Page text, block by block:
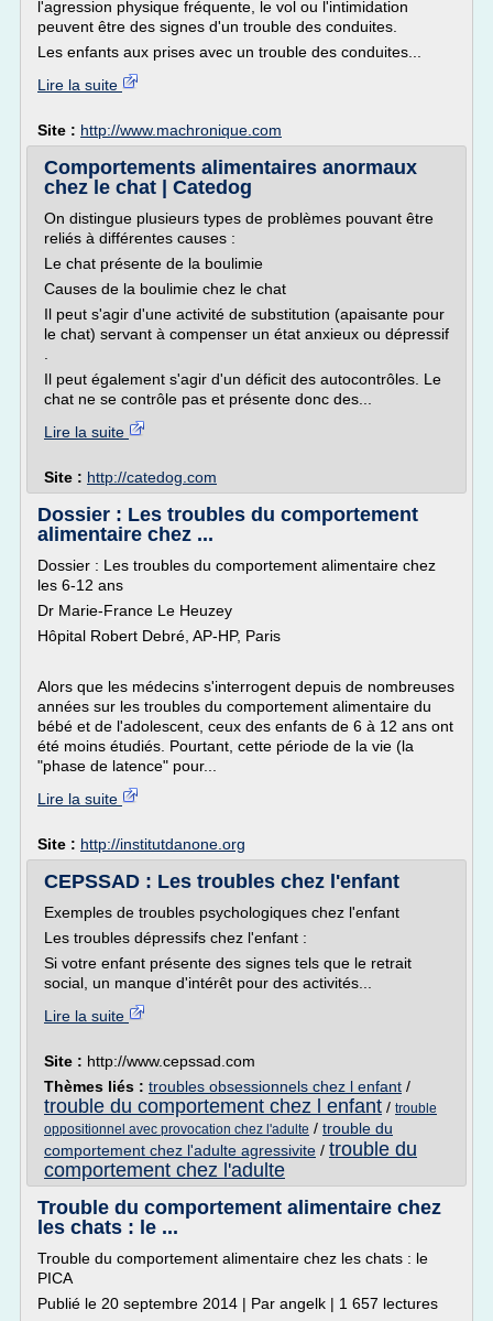
l'agression physique fréquente, le vol ou l'intimidation
peuvent être des signes d'un trouble des conduites.
Les enfants aux prises avec un trouble des conduites...
Lire la suite
Site : http://www.machronique.com
Comportements alimentaires anormaux
chez le chat | Catedog
On distingue plusieurs types de problèmes pouvant être
reliés à différentes causes :
Le chat présente de la boulimie
Causes de la boulimie chez le chat
Il peut s'agir d'une activité de substitution (apaisante pour
le chat) servant à compenser un état anxieux ou dépressif
Il peut également s'agir d'un déficit des autocontrôles. Le
chat ne se contrôle pas et présente donc des...
Lire la suite
Site : http://catedog.com
Dossier : Les troubles du comportement
alimentaire chez ...
Dossier : Les troubles du comportement alimentaire chez
les 6-12 ans
Dr Marie-France Le Heuzey
Hôpital Robert Debré, AP-HP, Paris
Alors que les médecins s'interrogent depuis de nombreuses
années sur les troubles du comportement alimentaire du
bébé et de l'adolescent, ceux des enfants de 6 à 12 ans ont
été moins étudiés. Pourtant, cette période de la vie (la
"phase de latence" pour...
Lire la suite
Site : http://institutdanone.org
CEPSSAD : Les troubles chez l'enfant
Exemples de troubles psychologiques chez l'enfant
Les troubles dépressifs chez l'enfant :
Si votre enfant présente des signes tels que le retrait
social, un manque d'intérêt pour des activités...
Lire la suite
Site : http://www.cepssad.com
Thèmes liés : troubles obsessionnels chez l enfant /
trouble du comportement chez l enfant / trouble
oppositionnel avec provocation chez l'adulte / trouble du
comportement chez l'adulte agressivite / trouble du
comportement chez l'adulte
Trouble du comportement alimentaire chez
les chats : le ...
Trouble du comportement alimentaire chez les chats : le
PICA
Publié le 20 septembre 2014 | Par angelk | 1 657 lectures